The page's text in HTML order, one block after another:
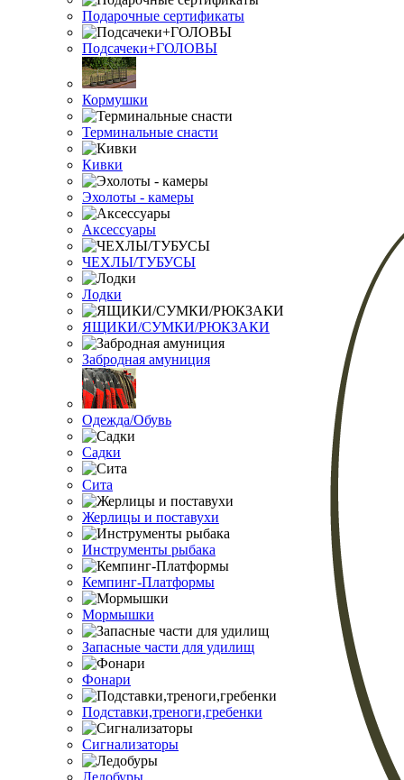
Подарочные сертификаты
Подсачеки+ГОЛОВЫ
Кормушки
Терминальные снасти
Кивки
Эхолоты - камеры
Аксессуары
ЧЕХЛЫ/ТУБУСЫ
Лодки
ЯЩИКИ/СУМКИ/РЮКЗАКИ
Забродная амуниция
Одежда/Обувь
Садки
Сита
Жерлицы и поставухи
Инструменты рыбака
Кемпинг-Платформы
Мормышки
Запасные части для удилищ
Фонари
Подставки,треноги,гребенки
Сигнализаторы
Ледобуры